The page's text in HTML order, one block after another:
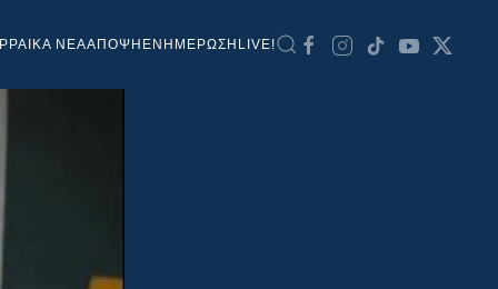
ΝΕΑΑΠΟΨΗ ΕΝΗΜΕΡΩΣΗ LIVE!